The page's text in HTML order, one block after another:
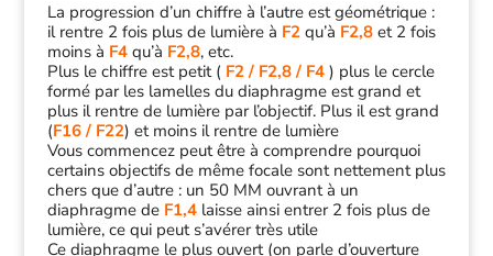
La progression d’un chiffre à l’autre est géométrique :
il rentre 2 fois plus de lumière à F2qu’à F2,8 et 2 fois
moins à F4qu’à F2,8, etc.
Plus le chiffre est petit ( F2 / F2,8 / F4) plus le cercle
formé par les lamelles du diaphragme est grand et
plus il rentre de lumière par l’objectif. Plus il est grand
(F16 / F22) et moins il rentre de lumière
Vous commencez peut être à comprendre pourquoi
certains objectifs de même focale sont nettement plus
chers que d’autre : un 50 MM ouvrant à un
diaphragme de F1,4laisse ainsi entrer 2 fois plus de
lumière, ce qui peut s’avérer très utile
Ce diaphragme le plus ouvert (on parle d’ouverture